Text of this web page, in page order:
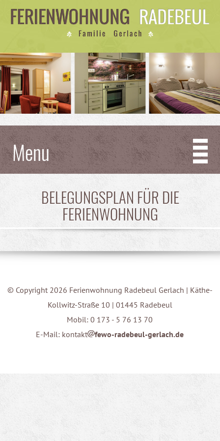
Menu
BELEGUNGSPLAN FÜR DIE
FERIENWOHNUNG
© Copyright 2026 Ferienwohnung Radebeul Gerlach | Käthe-
Kollwitz-Straße 10 | 01445 Radebeul
Mobil: 0 173 - 5 76 13 70
E-Mail: kontakt
fewo-radebeul-gerlach.de